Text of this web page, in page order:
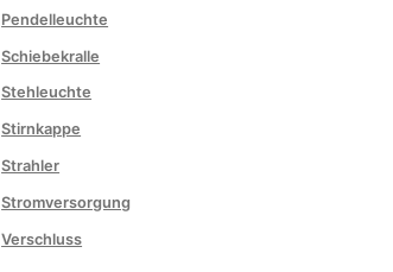
Pendelleuchte
Schiebekralle
Stehleuchte
Stirnkappe
Strahler
Stromversorgung
Verschluss